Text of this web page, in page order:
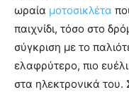
ωραία μοτοσικλέτα
παιχνίδι, τόσο στο
σύγκριση με το
ελαφρύτερο, πιο
στα ηλεκτρονικά του.